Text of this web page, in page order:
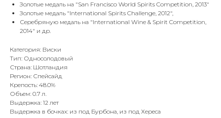
Золотые медаль на "San Francisco World Spirits Competition, 2013"
Золотые медаль "International Spirits Challenge, 2012",
Серебряную медаль на "International Wine & Spirit Competition,
2014" и др.
Категория: Виски
Тип: Односолодовый
Страна: Шотландия
Регион: Спейсайд
Крепость: 48.0%
Объем: 0.7 л.
Выдержка: 12 лет
Выдержка в бочках: из под Бурбона, из под Хереса